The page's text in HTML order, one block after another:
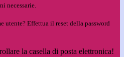
necessarie.
utente? Effettua il reset della password
la casella di posta elettronica!